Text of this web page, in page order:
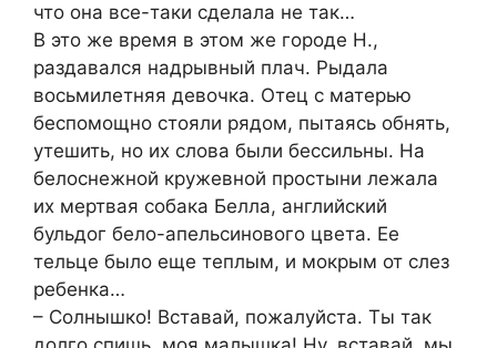
что она все-таки сделала не так…
В это же время в этом же городе Н.,
раздавался надрывный плач. Рыдала
восьмилетняя девочка. Отец с матерью
беспомощно стояли рядом, пытаясь обнять,
утешить, но их слова были бессильны. На
белоснежной кружевной простыни лежала
их мертвая собака Белла, английский
бульдог бело-апельсинового цвета. Ее
тельце было еще теплым, и мокрым от слез
ребенка…
– Солнышко! Вставай, пожалуйста. Ты так